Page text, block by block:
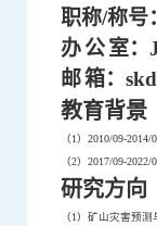
职称/称号
办 公 室：
邮箱：
教育背景
（1） 2010/09-2014/
（2） 2017/09-2022/
研究方向
（1）矿山灾害预测